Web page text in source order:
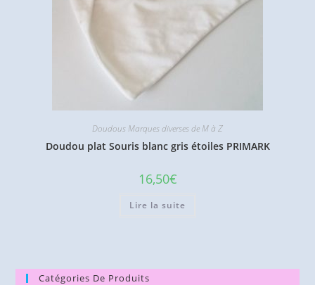
Doudous Marques diverses de M à Z
Doudou plat Souris blanc gris étoiles PRIMARK
16,50€
Lire la suite
Catégories De Produits